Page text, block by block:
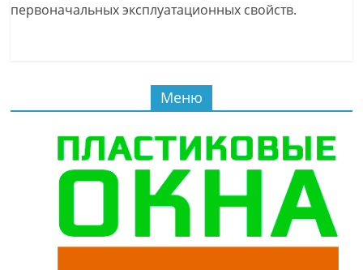
первоначальных эксплуатационных свойств.
Меню